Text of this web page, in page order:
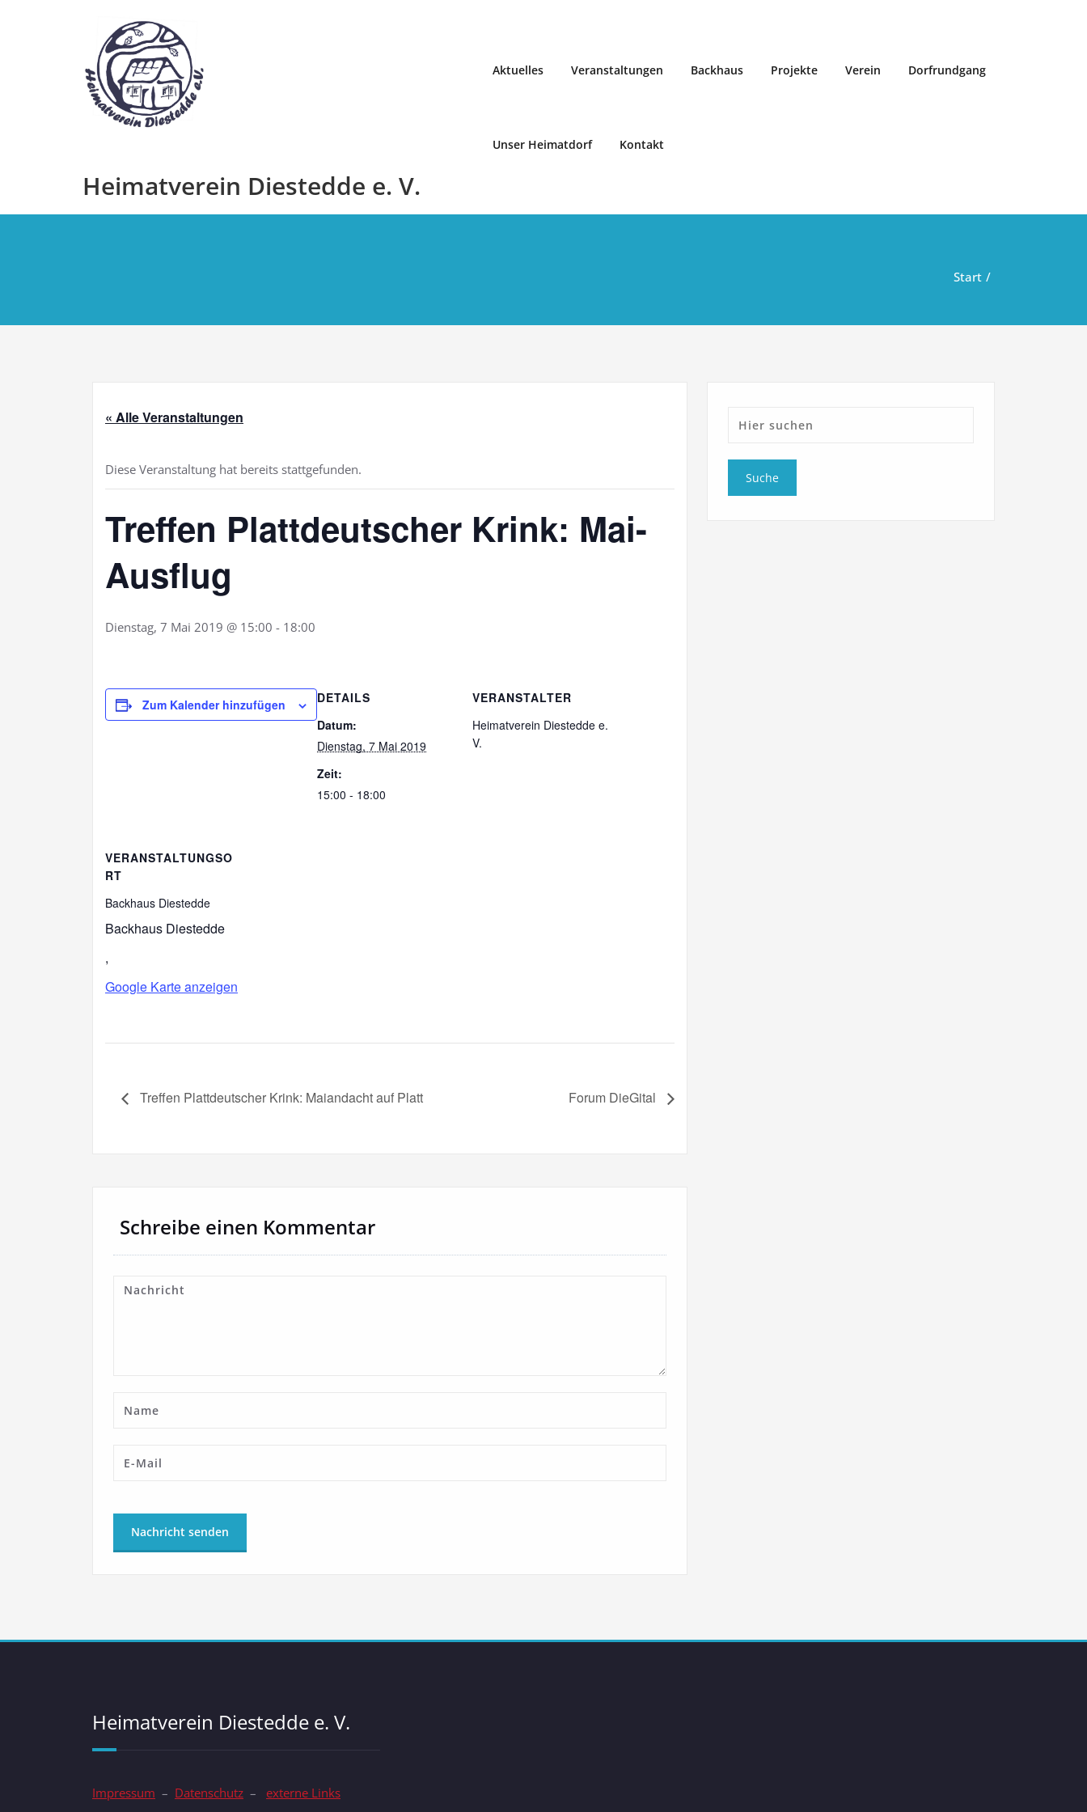
Heimatverein Diestedde e. V.
Aktuelles Veranstaltungen Backhaus Projekte Verein Dorfrundgang
Unser Heimatdorf Kontakt
Start
« Alle Veranstaltungen
Diese Veranstaltung hat bereits stattgefunden.
Treffen Plattdeutscher Krink: Mai-
Ausflug
Dienstag, 7 Mai 2019 @ 15:00 - 18:00
Zum Kalender hinzufügen
DETAILS
Datum:
Dienstag, 7 Mai 2019
Zeit:
15:00 - 18:00
VERANSTALTER
Heimatverein Diestedde e.
V.
VERANSTALTUNGSO
RT
Backhaus Diestedde
Backhaus Diestedde
,
Google Karte anzeigen
Treffen Plattdeutscher Krink: Maiandacht auf Platt Forum DieGital
Schreibe einen Kommentar
Heimatverein Diestedde e. V.
Impressum – Datenschutz – externe Links